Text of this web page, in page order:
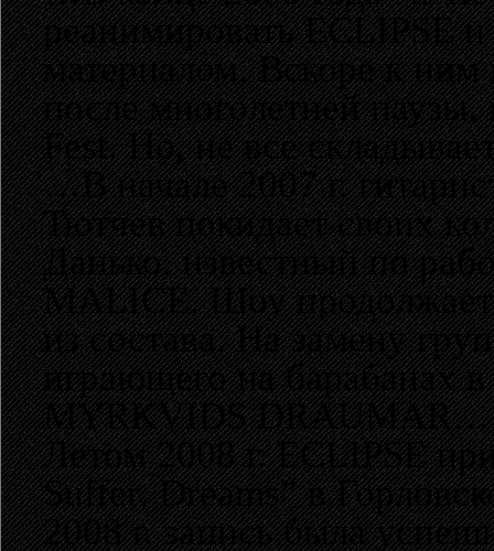
реанимировать ECLIPSE
материалом. Вскоре к
после многолетней
Fest. Но, не все
…В начале 2007 г.
Тютчев покидает своих
Данько, известный по
MALICE. Шоу
из состава. На замену
играющего на барабанах
MYRKVIDS DRAUMAR…
Летом 2008 г. ECLIPSE
Suffer, Dreams” в
2008 г. запись была